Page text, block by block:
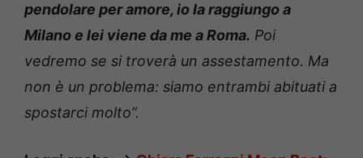
pendolare per amore, io la raggiungo a
Milano e lei viene da me a Roma. Poi
vedremo se si troverà un assestamento. Ma
non è un problema: siamo entrambi abituati a
spostarci molto”.